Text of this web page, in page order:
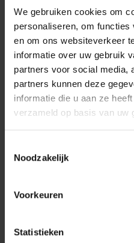
We gebruiken cookies om
personaliseren, om
en om ons websiteverkeer
informatie over uw gebruik
partners voor social media,
partners kunnen deze
informatie die u aan ze
verzameld op basis van uw
Noodzakelijk
Voorkeuren
Statistieken
Als de motor unit
maar een paar seconden
die in de motor gebouwd
kunnen testen moet de
doorbrengen.
12 maanden garantie. Let
wanneer de motor unit
Geschikt voor:
- Dolphin E20
- Dolphin Poolstyle Plus
- Dolphin Izzy Climb